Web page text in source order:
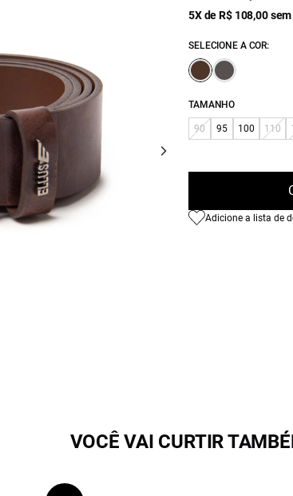
5X de R$ 108,00
SELECIONE A COR:
TAMANHO
90 95 100 110
Adicione a lista de
VOCÊ VAI CURTIR